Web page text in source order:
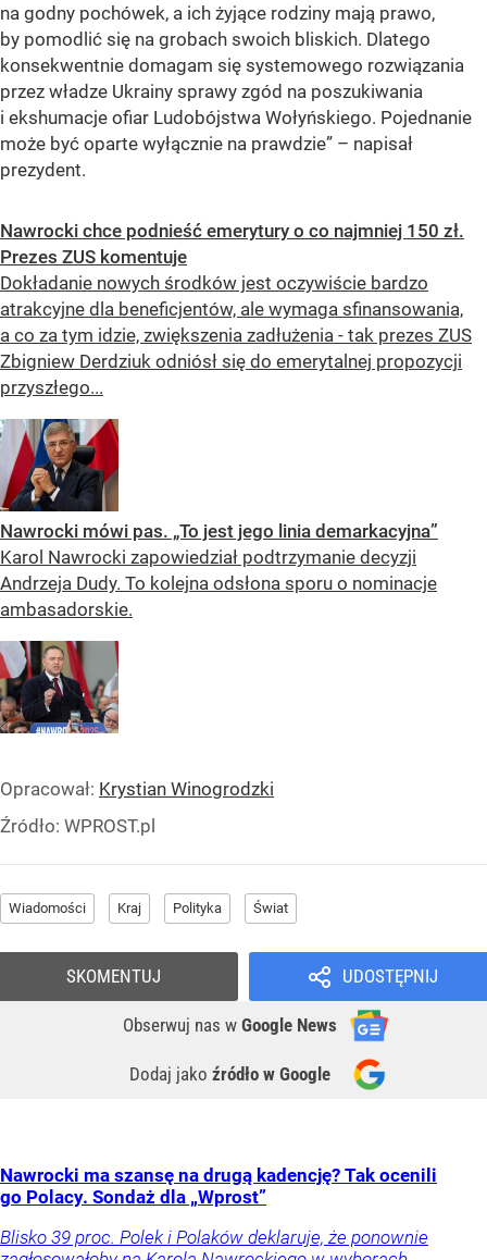
na godny pochówek, a ich żyjące rodziny mają prawo,
by pomodlić się na grobach swoich bliskich. Dlatego
konsekwentnie domagam się systemowego rozwiązania
przez władze Ukrainy sprawy zgód na poszukiwania
i ekshumacje ofiar Ludobójstwa Wołyńskiego. Pojednanie
może być oparte wyłącznie na prawdzie” – napisał
prezydent.
Nawrocki chce podnieść emerytury o co najmniej 150 zł.
Prezes ZUS komentuje
Dokładanie nowych środków jest oczywiście bardzo
atrakcyjne dla beneficjentów, ale wymaga sfinansowania,
a co za tym idzie, zwiększenia zadłużenia - tak prezes ZUS
Zbigniew Derdziuk odniósł się do emerytalnej propozycji
przyszłego...
Nawrocki mówi pas. „To jest jego linia demarkacyjna”
Karol Nawrocki zapowiedział podtrzymanie decyzji
Andrzeja Dudy. To kolejna odsłona sporu o nominacje
ambasadorskie.
Opracował: Krystian Winogrodzki
Źródło: WPROST.pl
Wiadomości Kraj Polityka Świat
UDOSTĘPNIJ
Obserwuj nas w Google News
Dodaj jako źródło w Google
SKOMENTUJ
Nawrocki ma szansę na drugą kadencję? Tak ocenili
go Polacy. Sondaż dla „Wprost”
Blisko 39 proc. Polek i Polaków deklaruje, że ponownie